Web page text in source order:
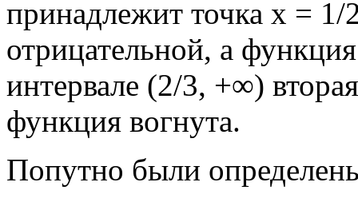
принадлежит точка х = 1/
отрицательной, а
интервале (2/3, +∞)
функция вогнута.
Попутно были